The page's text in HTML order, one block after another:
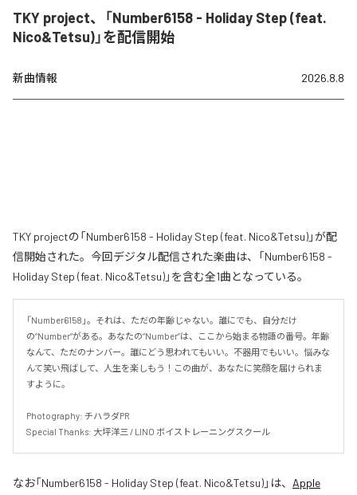
TKY project、「Number6158 - Holiday Step (feat.
Nico&Tetsu)」を配信開始
新曲情報 2026.8.8
TKY projectの「Number6158 - Holiday Step (feat. Nico&Tetsu)」が配
信開始された。今回デジタル配信された楽曲は、「Number6158 -
Holiday Step (feat. Nico&Tetsu)」を含む全1曲となっている。
「Number6158」。それは、ただの年齢じゃない。誰にでも、自分だけ
の“Number”がある。あなたの“Number”は、ここから始まる物語の番号。年齢
なんて、ただのナンバー。誰にどう思われてもいい。不器用でもいい。悩みな
んて笑い飛ばして、人生を楽しもう！この曲が、あなたに笑顔を届けられま
すように。
Photography: チハラダPR
Special Thanks: 大坪洋三 / LINO ボイストレーニングスクール
なお「Number6158 - Holiday Step (feat. Nico&Tetsu)」は、 Apple